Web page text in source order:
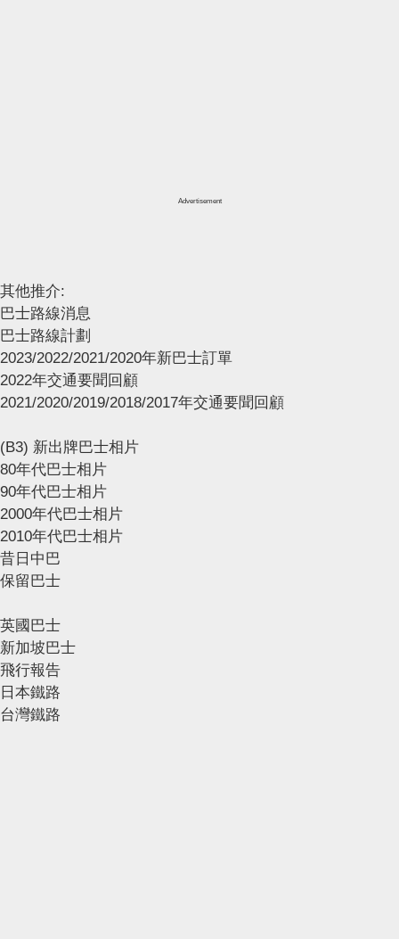
Advertisement
其他推介:
巴士路線消息
巴士路線計劃
2023/2022/2021/2020年新巴士訂單
2022年交通要聞回顧
2021/2020/2019/2018/2017年交通要聞回顧
(B3) 新出牌巴士相片
80年代巴士相片
90年代巴士相片
2000年代巴士相片
2010年代巴士相片
昔日中巴
保留巴士
英國巴士
新加坡巴士
飛行報告
日本鐵路
台灣鐵路